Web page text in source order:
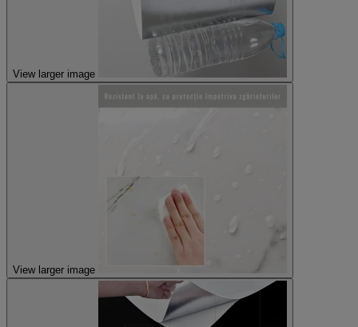
View larger image
View larger image